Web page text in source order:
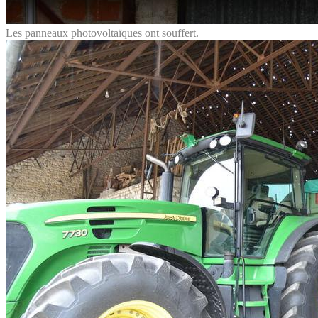
Les panneaux photovoltaïques ont souffert.